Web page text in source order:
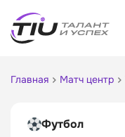
Главная Матч центр
Футбол